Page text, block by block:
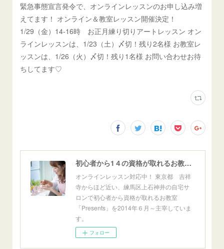
緊急事態宣言発令で、オンラインレッスンのお申し込み増
えてます！ オンライン＆教室レッスン開催決定！
1/29（金）14-16時 お正月練り切りアートレッスン オン
ラインレッスンは、1/23（土）〆切！残り2名様 お教室レ
ッスンは、1/26（火）〆切！残り1名様 お問い合わせお待
ちしてます♡
初心者から1４の資格が取れるお教室「Presents」東京自宅サロン＆オンライン
オンラインレッスン対応中！ 東京都 吉祥
寺からほど近い、練馬区上石神井の自宅サ
ロンで初心者から資格が取れるお教室
「Presents」を2014年６月～主宰していま
す。
フォロー